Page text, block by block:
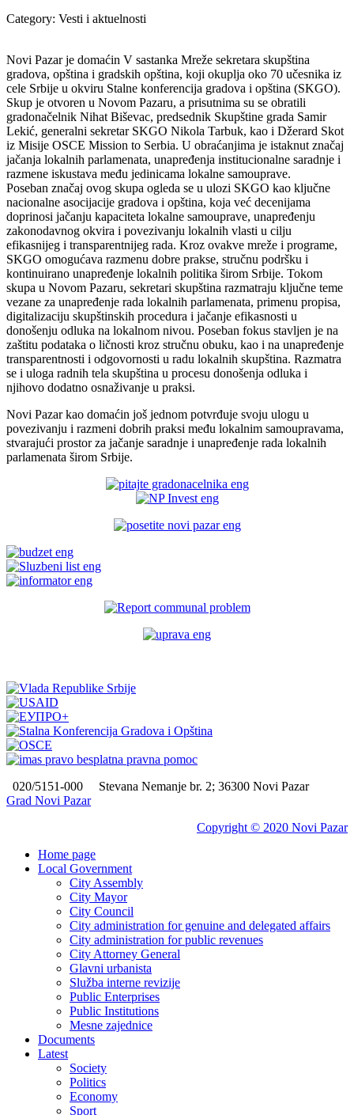
Category: Vesti i aktuelnosti
Novi Pazar je domaćin V sastanka Mreže sekretara skupština
gradova, opština i gradskih opština, koji okuplja oko 70 učesnika iz
cele Srbije u okviru Stalne konferencija gradova i opština (SKGO).
Skup je otvoren u Novom Pazaru, a prisutnima su se obratili
gradonačelnik Nihat Biševac, predsednik Skupštine grada Samir
Lekić, generalni sekretar SKGO Nikola Tarbuk, kao i Džerard Skot
iz Misije OSCE Mission to Serbia. U obraćanjima je istaknut značaj
jačanja lokalnih parlamenata, unapređenja institucionalne saradnje i
razmene iskustava među jedinicama lokalne samouprave.
Poseban značaj ovog skupa ogleda se u ulozi SKGO kao ključne
nacionalne asocijacije gradova i opština, koja već decenijama
doprinosi jačanju kapaciteta lokalne samouprave, unapređenju
zakonodavnog okvira i povezivanju lokalnih vlasti u cilju
efikasnijeg i transparentnijeg rada. Kroz ovakve mreže i programe,
SKGO omogućava razmenu dobre prakse, stručnu podršku i
kontinuirano unapređenje lokalnih politika širom Srbije. Tokom
skupa u Novom Pazaru, sekretari skupština razmatraju ključne teme
vezane za unapređenje rada lokalnih parlamenata, primenu propisa,
digitalizaciju skupštinskih procedura i jačanje efikasnosti u
donošenju odluka na lokalnom nivou. Poseban fokus stavljen je na
zaštitu podataka o ličnosti kroz stručnu obuku, kao i na unapređenje
transparentnosti i odgovornosti u radu lokalnih skupština. Razmatra
se i uloga radnih tela skupština u procesu donošenja odluka i
njihovo dodatno osnaživanje u praksi.
Novi Pazar kao domaćin još jednom potvrđuje svoju ulogu u
povezivanju i razmeni dobrih praksi među lokalnim samoupravama,
stvarajući prostor za jačanje saradnje i unapređenje rada lokalnih
parlamenata širom Srbije.
020/5151-000
Stevana Nemanje br. 2; 36300 Novi Pazar
Grad Novi Pazar
Copyright © 2020 Novi Pazar
Home page
Local Government
City Assembly
City Mayor
City Council
City administration for genuine and delegated affairs
City administration for public revenues
City Attorney General
Glavni urbanista
Služba interne revizije
Public Enterprises
Public Institutions
Mesne zajednice
Documents
Latest
Society
Politics
Economy
Sport